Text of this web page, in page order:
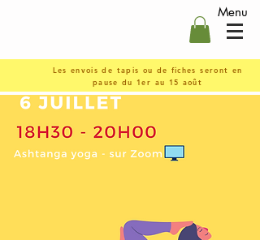
Menu
Les envois de tapis ou de fiches seront en
pause du 1er au 15 août